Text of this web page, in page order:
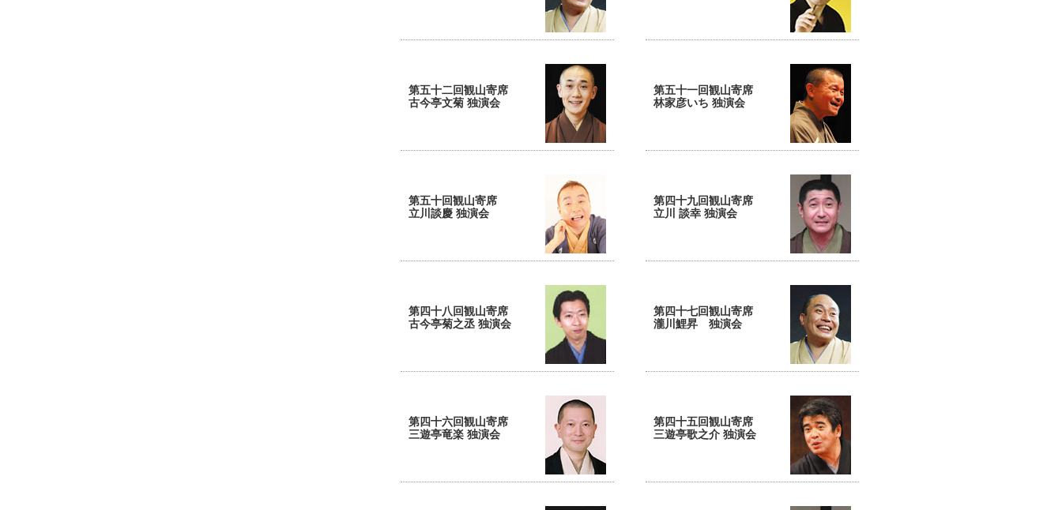
第五十二回観山寄席
古今亭文菊 独演会
第五十一回観山寄席
林家彦いち 独演会
第五十回観山寄席
立川談慶 独演会
第四十九回観山寄席
立川 談幸 独演会
第四十八回観山寄席
古今亭菊之丞 独演会
第四十七回観山寄席
瀧川鯉昇 独演会
第四十六回観山寄席
三遊亭竜楽 独演会
第四十五回観山寄席
三遊亭歌之介 独演会